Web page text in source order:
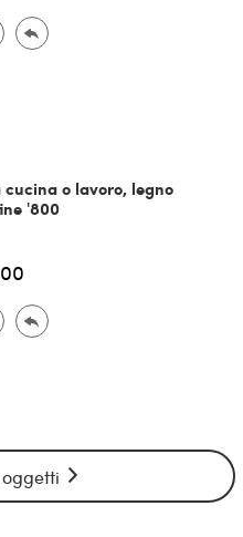
cucina o lavoro, legno
'800